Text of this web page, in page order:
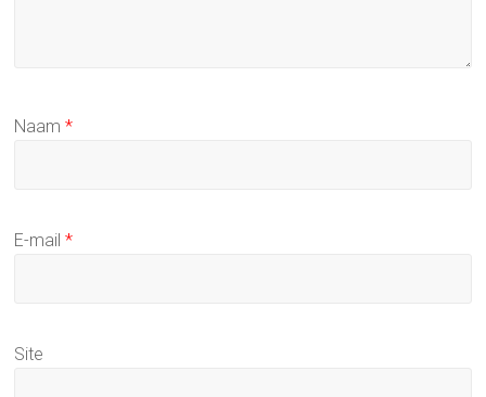
Naam*
E-mail*
Site